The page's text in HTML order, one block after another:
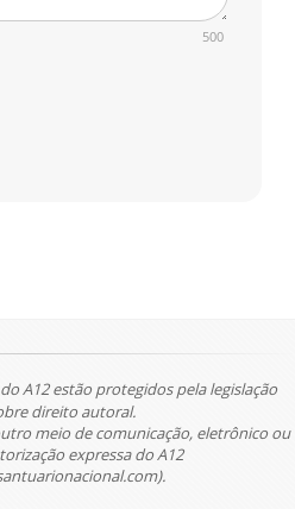
500
A12 estão protegidos pela legislação
direito autoral.
meio de comunicação, eletrônico ou
expressa do A12